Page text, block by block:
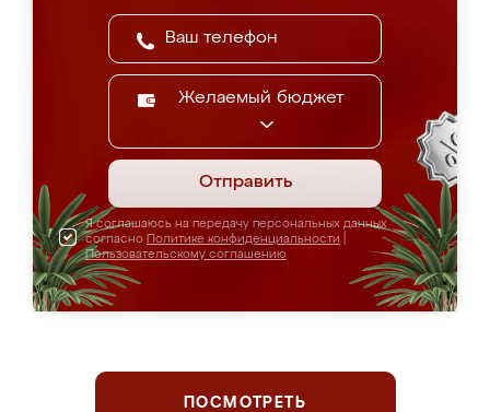
Желаемый бюджет
Отправить
Я соглашаюсь на передачу персональных данных
согласно Политике конфиденциальности
Пользовательскому соглашению
ПОСМОТРЕТЬ